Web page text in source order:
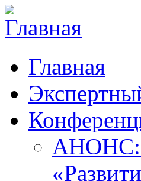
Главная
АНОНС: